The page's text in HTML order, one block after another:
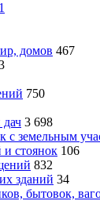
домов 467
750
3 698
с земельным
и стоянок 106
832
зданий 34
бытовок,